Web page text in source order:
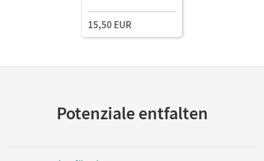
15,50 EUR
Potenziale entfalten